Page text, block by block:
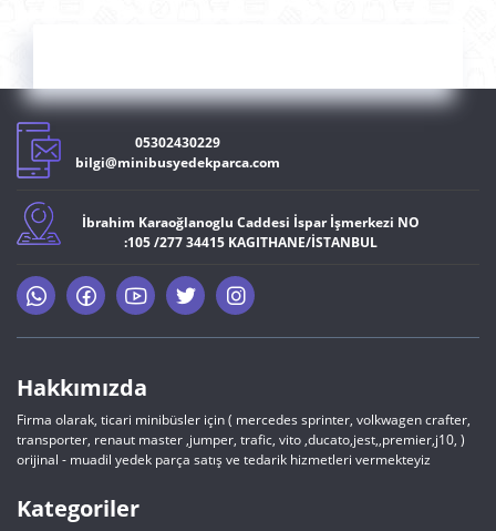
05302430229
bilgi@minibusyedekparca.com
İbrahim Karaoğlanoglu Caddesi İspar İşmerkezi NO
:105 /277 34415 KAGITHANE/İSTANBUL
Hakkımızda
Firma olarak, ticari minibüsler için ( mercedes sprinter, volkwagen crafter,
transporter, renaut master ,jumper, trafic, vito ,ducato,jest,,premier,j10, )
orijinal - muadil yedek parça satış ve tedarik hizmetleri vermekteyiz
Kategoriler